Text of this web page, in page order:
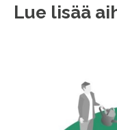
Lue lisää